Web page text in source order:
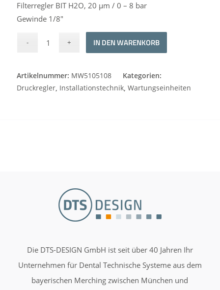
Filterregler BIT H2O, 20 μm / 0 – 8 bar
Gewinde 1/8″
IN DEN WARENKORB
Artikelnummer: MW5105108
Kategorien:
Druckregler, Installationstechnik, Wartungseinheiten
Die DTS-DESIGN GmbH ist seit über 40 Jahren Ihr
Unternehmen für Dental Technische Systeme aus dem
bayerischen Merching zwischen München und